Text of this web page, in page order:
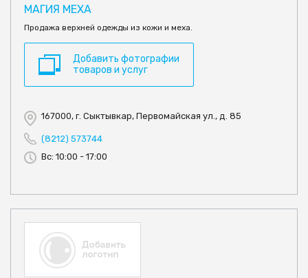
МАГИЯ МЕХА
Продажа верхней одежды из кожи и меха.
Добавить фотографии
товаров и услуг
167000, г. Сыктывкар, Первомайская ул., д. 85
(8212) 573744
Вс: 10:00 - 17:00